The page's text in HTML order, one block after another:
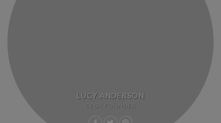
LUCY ANDERSON
CEO / FOUNDER